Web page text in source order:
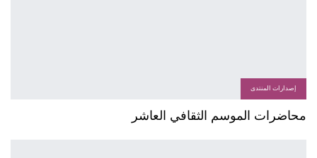
إصدارات المنتدى
محاضرات الموسم الثقافي العاشر